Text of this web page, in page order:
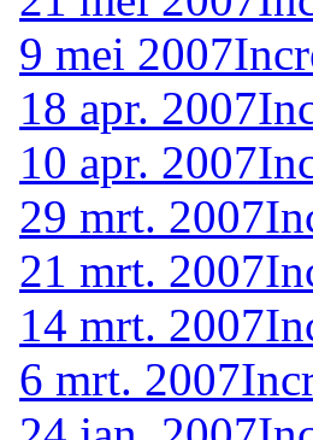
9 mei 2007
18 apr. 2007
10 apr. 2007
29 mrt. 2007
21 mrt. 2007
14 mrt. 2007
6 mrt. 2007